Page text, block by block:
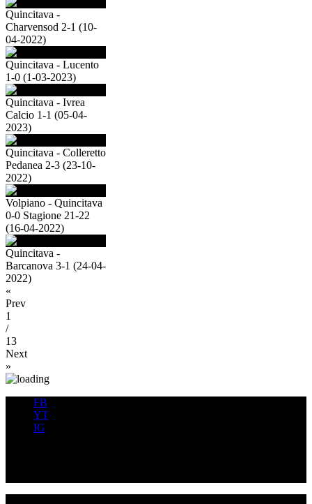
Quincitava -
Charvensod 2-1 (10-
04-2022)
Quincitava - Lucento
1-0 (1-03-2023)
Quincitava - Ivrea
Calcio 1-1 (05-04-
2023)
Quincitava - Colleretto
Pedanea 2-3 (23-10-
2022)
Volpiano - Quincitava
0-0 Stagione 21-22
(16-04-2022)
Quincitava -
Barcanova 3-1 (24-04-
2022)
«
Prev
1
/
13
Next
»
FB
YT
IG